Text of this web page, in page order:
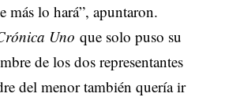
más lo hará”, apuntaron.
Uno que solo puso su
de los dos representantes
del menor también quería ir